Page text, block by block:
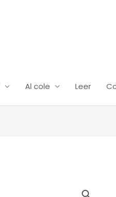
Al cole Leer